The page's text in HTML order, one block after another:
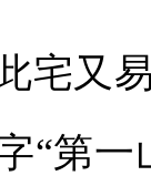
宅又
“第